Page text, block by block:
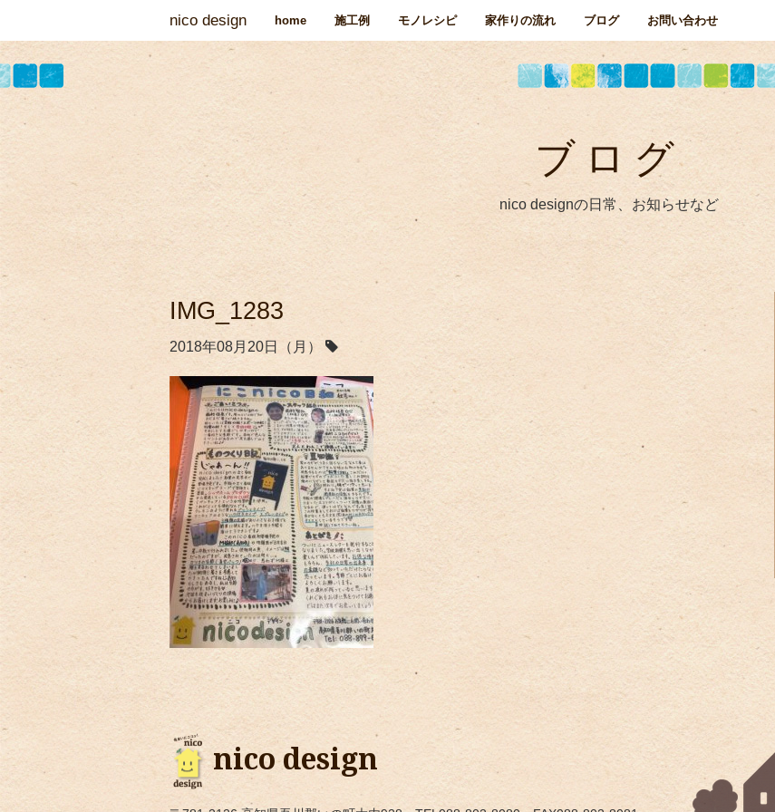
nico design home 施工例 モノレシピ 家作りの流れ ブログ お問い合わせ
ブログ
nico designの日常、お知らせなど
IMG_1283
2018年08月20日（月）
nico design